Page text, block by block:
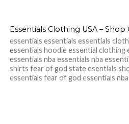
Essentials Clothing USA –
essentials essentials essentials
essentials hoodie essential clothing
essentials nba essentials nba
shirts fear of god state esentials
essentials fear of god essentials